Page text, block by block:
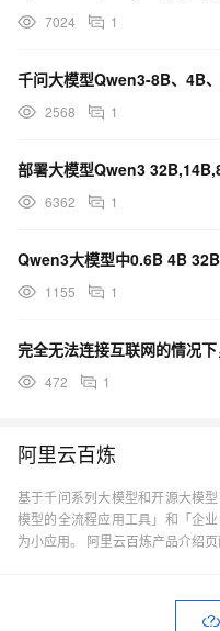
7024 1
2568 1
6362 1
Qwen3大模型中0.6B 4B
1155 1
472 1
阿里云百炼
基于千问系列大模型和开源大模
模型的全流程应用工具」和「企
为小应用。 阿里云百炼产品介绍